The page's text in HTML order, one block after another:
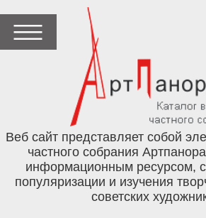
Веб сайт представляет собой
частного собрания
информационным ресурсом,
популяризации и изучения
советских